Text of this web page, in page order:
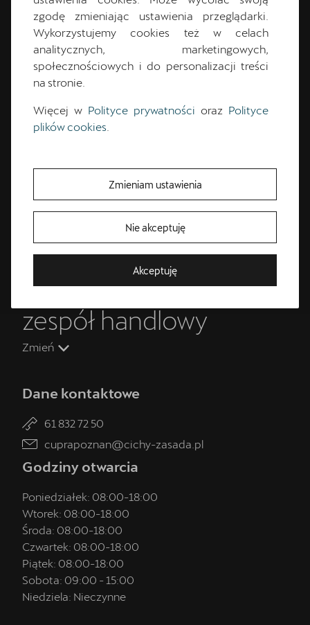
Skontaktuj się z nami!
Masz pytanie? Jesteś zainteresowany/-a ofertą? Czekamy
na Ciebie w CUPRA Studio Poznań-Komorniki
Aktualna oferta serwisowa
Profesjonalna opieka nad Twoim pojazdem z gwarancją
jakości.
Jadwigi Wajsówny 9
60-002Poznań
61 832 72 50
cuprapoznan@cichy-zasada.pl
KONTAKT
CUPRA Studio -
zespół handlowy
Zmień
Dane kontaktowe
61 832 72 50
cuprapoznan@cichy-zasada.pl
Godziny otwarcia
Poniedziałek: 08:00-18:00
Wtorek: 08:00-18:00
Środa: 08:00-18:00
Czwartek: 08:00-18:00
Piątek: 08:00-18:00
Sobota: 09:00 - 15:00
Niedziela: Nieczynne
zgodę zmieniając ustawienia przeglądarki.
Wykorzystujemy cookies też w celach
analitycznych, marketingowych,
społecznościowych i do personalizacji treści
na stronie.
Więcej w Polityce prywatności oraz Polityce
plików cookies
Zmieniam ustawienia
Nie akceptuję
Akceptuję